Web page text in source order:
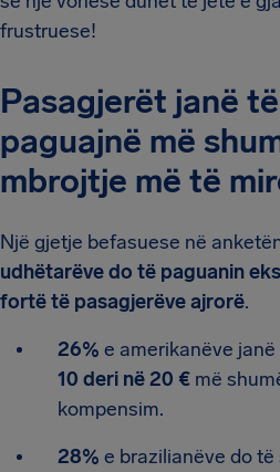
frustruese!
Pasagjerët janë
paguajnë më
mbrojtje më të
Një gjetje befasuese në
udhëtarëve do të paguanin
fortë të pasagjerëve ajrorë.
26% e amerikanëve
10 deri në 20 € më
kompensim.
28% e brazilianëve do